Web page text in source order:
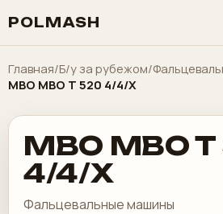
POLMASH
Главная/Б/у за рубежом/
MBO MBO T 520 4/4/X
MBO MBO
4/4/X
Фальцевальные машины